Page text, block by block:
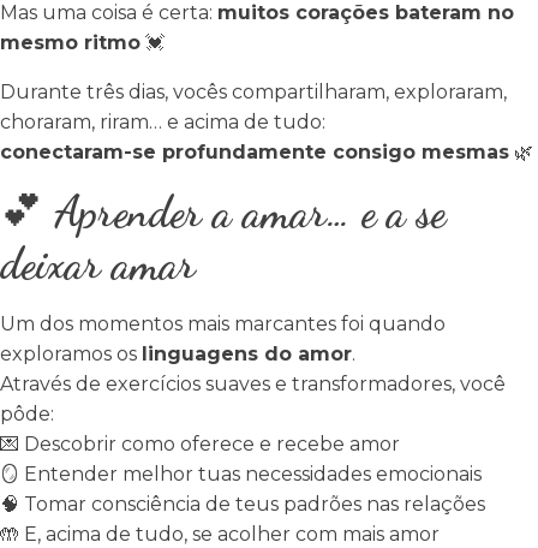
Mas uma coisa é certa: muitos corações bateram no
mesmo ritmo 💓
Durante três dias, vocês compartilharam, exploraram,
choraram, riram… e acima de tudo:
conectaram-se profundamente consigo mesmas 🌿
💕 Aprender a amar… e a se
deixar amar
Um dos momentos mais marcantes foi quando
exploramos os linguagens do amor.
Através de exercícios suaves e transformadores, você
pôde:
💌 Descobrir como oferece e recebe amor
🪞 Entender melhor tuas necessidades emocionais
🧠 Tomar consciência de teus padrões nas relações
🤲 E, acima de tudo, se acolher com mais amor